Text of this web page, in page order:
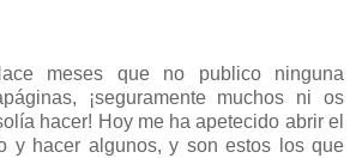
meses que no publico ninguna
¡seguramente muchos ni os
hacer! Hoy me ha apetecido abrir el
y hacer algunos, y son estos los que